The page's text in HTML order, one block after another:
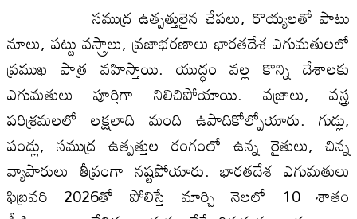
సముద్ర ఉత్పత్తులైన చేపలు, రొయ్యలతో పాటు
నూలు, పట్టు వస్త్రాలు, వ్రజాభరణాలు భారతదేశ ఎగుమతులలో
ప్రముఖ పాత్ర వహిస్తాయి. యుద్ధం వల్ల కొన్ని దేశాలకు
ఎగుమతులు పూర్తిగా నిలిచిపోయాయి. వజ్రాలు, వస్త్ర
పరిశ్రమలలో లక్షలాది మంది ఉపాదికోల్పోయారు. గుడ్లు,
పండ్లు, సముద్ర ఉత్పత్తుల రంగంలో ఉన్న రైతులు, చిన్న
వ్యాపారులు తీవ్రంగా నష్టపోయారు. భారతదేశ ఎగుమతులు
ఫిబ్రవరి 2026తో పోలిస్తే మార్చి నెలలో 10 శాతం